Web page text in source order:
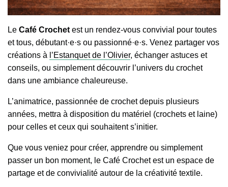
Le Café Crochetest un rendez-vous convivial pour toutes
et tous, débutant·e·s ou passionné·e·s. Venez partager vos
créations à l’Estanquet de l’Olivier, échanger astuces et
conseils, ou simplement découvrir l’univers du crochet
dans une ambiance chaleureuse.
L’animatrice, passionnée de crochet depuis plusieurs
années, mettra à disposition du matériel (crochets et laine)
pour celles et ceux qui souhaitent s’initier.
Que vous veniez pour créer, apprendre ou simplement
passer un bon moment, le Café Crochet est un espace de
partage et de convivialité autour de la créativité textile.